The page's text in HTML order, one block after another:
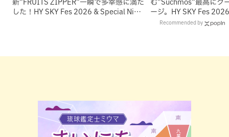
新”FRUITS ZIPPER”一瞬で多幸感に満た
した！HY SKY Fes 2026 & Special Night
む”Suchmos”最高にク
ージ。HY SKY Fes
DAY3Recommended by